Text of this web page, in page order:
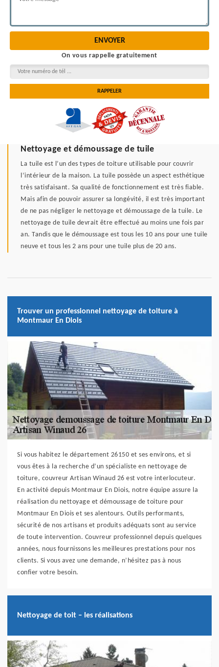
On vous rappelle gratuitement
Nettoyage et démoussage de tuile
La tuile est l’un des types de toiture utilisable pour couvrir
l’intérieur de la maison. La tuile possède un aspect esthétique
très satisfaisant. Sa qualité de fonctionnement est très fiable.
Mais afin de pouvoir assurer sa longévité, il est très important
de ne pas négliger le nettoyage et démoussage de la tuile. Le
nettoyage de tuile devrait être effectué au moins une fois par
an. Tandis que le démoussage est tous les 10 ans pour une tuile
neuve et tous les 2 ans pour une tuile plus de 20 ans.
Trouver un professionnel nettoyage de toiture à
Montmaur En Diois
Si vous habitez le département 26150 et ses environs, et si
vous êtes à la recherche d’un spécialiste en nettoyage de
toiture, couvreur Artisan Winaud 26 est votre interlocuteur.
En activité depuis Montmaur En Diois, notre équipe assure la
réalisation du nettoyage et démoussage de toiture pour
Montmaur En Diois et ses alentours. Outils performants,
sécurité de nos artisans et produits adéquats sont au service
de toute intervention. Couvreur professionnel depuis quelques
années, nous fournissons les meilleures prestations pour nos
clients. Si vous avez une demande, n’hésitez pas à nous
confier votre besoin.
Nettoyage de toit – les réalisations